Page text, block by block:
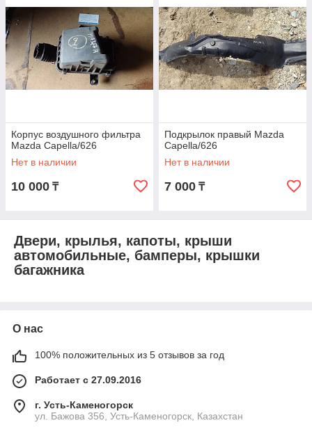
Корпус воздушного фильтра
Mazda Capella/626
Нет в наличии
10 000 ₸
Подкрылок правый Mazda
Capella/626
Нет в наличии
7 000 ₸
Двери, крылья, капоты, крыши
автомобильные, бамперы, крышки
багажника
О нас
100% положительных из 5 отзывов за год
Работает с 27.09.2016
г. Усть-Каменогорск
ул. Бажова 356, Усть-Каменогорск, Казахстан